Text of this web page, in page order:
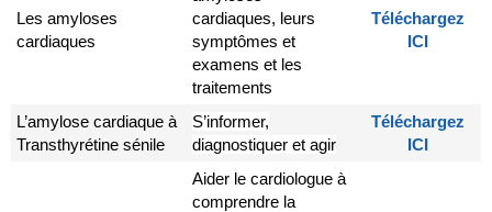
Les amyloses
cardiaques
cardiaques, leurs
symptômes et
examens et les
traitements
Téléchargez
ICI
L’amylose cardiaque à
Transthyrétine sénile
S’informer,
diagnostiquer et agir
Téléchargez
ICI
Aider le cardiologue à
comprendre la